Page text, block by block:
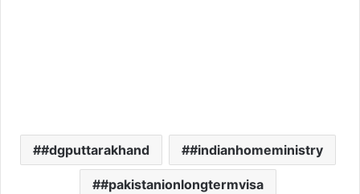
#dgputtarakhand #indianhomeministry
#pakistanionlongtermvisa